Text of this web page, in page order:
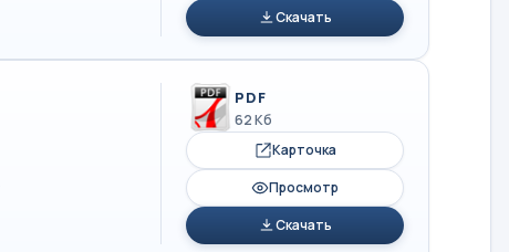
Скачать
PDF
62 Кб
Карточка
Просмотр
Скачать